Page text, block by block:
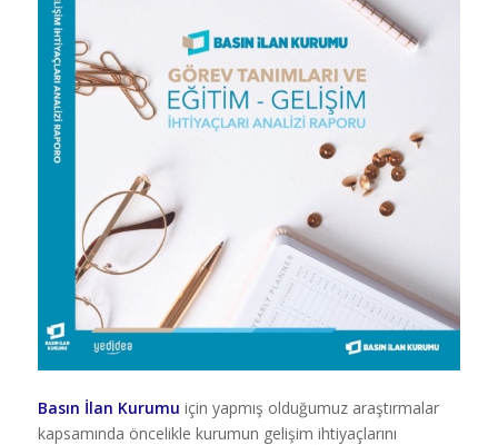
Basın İlan Kurumu için yapmış olduğumuz araştırmalar
kapsamında öncelikle kurumun gelişim ihtiyaçlarını